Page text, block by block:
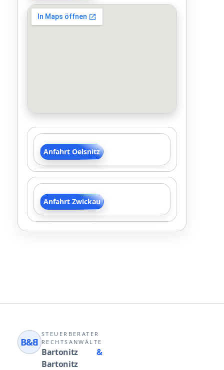
Anfahrt Oelsnitz
Anfahrt Zwickau
B&B
STEUERBERATER
RECHTSANWÄLTE
Bartonitz &
Bartonitz